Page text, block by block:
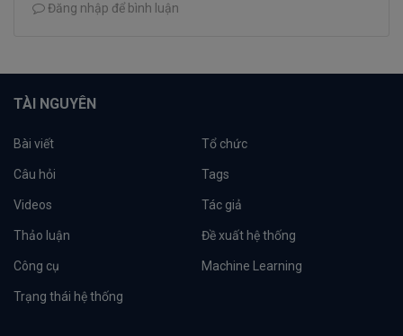
Đăng nhập để bình luận
TÀI NGUYÊN
Bài viết Tổ chức
Câu hỏi Tags
Videos Tác giả
Thảo luận Đề xuất hệ thống
Công cụ Machine Learning
Trạng thái hệ thống